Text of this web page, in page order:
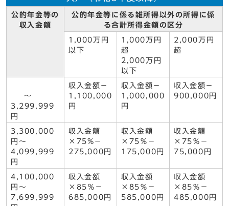
公的年金等の
収入金額
公的年金等に係る雑所得以外の所得に係
る合計所得金額の区分
1,000万円
以下
1,000万円
超
2,000万円
以下
2,000万円
超
～
3,299,999
円
収入金額－
1,100,000
円
収入金額－
1,000,000
円
収入金額－
900,000円
3,300,000
円～
4,099,999
円
収入金額
×75%－
275,000円
収入金額
×75％－
175,000円
収入金額
×75％－
75,000円
4,100,000
円～
7,699,999
収入金額
×85％－
685,000円
収入金額
×85％－
585,000円
収入金額
×85％－
485,000円